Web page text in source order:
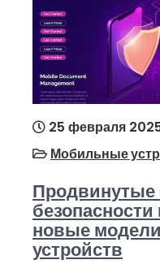
25 февраля
Мобильные
новые
устройств